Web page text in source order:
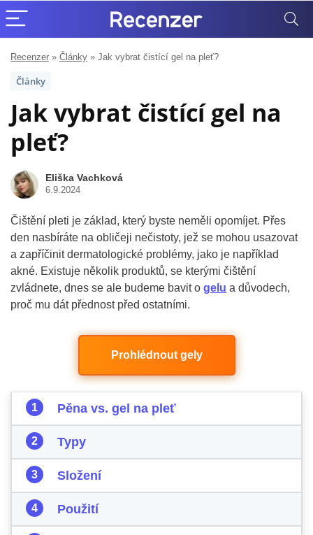
Recenzer » Články » Jak vybrat čistící gel na pleť?
Články
Jak vybrat čistící gel na
pleť?
Eliška Vachková
6.9.2024
Čištění pleti je základ, který byste neměli opomíjet. Přes
den nasbíráte na obličeji nečistoty, jež se mohou usazovat
a zapříčinit dermatologické problémy, jako je například
akné. Existuje několik produktů, se kterými čištění
zvládnete, dnes se ale budeme bavit o gelu a důvodech,
proč mu dát přednost před ostatními.
Prohlédnout gely
Pěna vs. gel na pleť
Typy
Složení
Použití